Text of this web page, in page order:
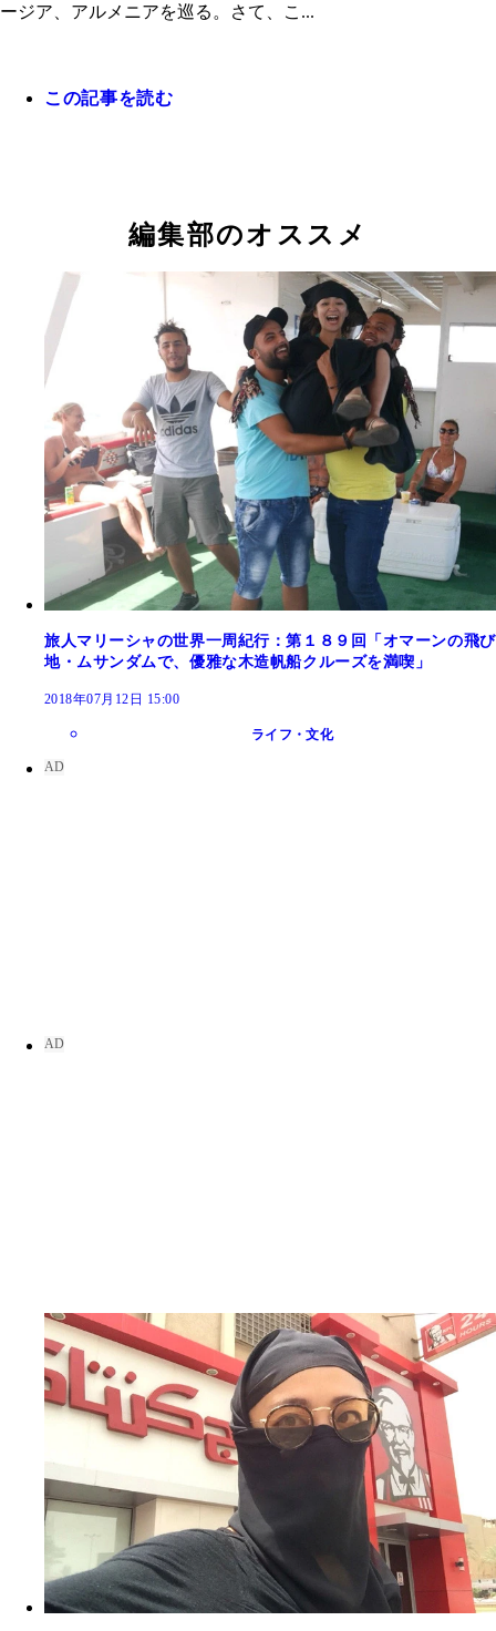
ージア、アルメニアを巡る。さて、こ...
この記事を読む
編集部のオススメ
旅人マリーシャの世界一周紀行：第１８９回「オマーンの飛び
地・ムサンダムで、優雅な木造帆船クルーズを満喫」
2018年07月12日 15:00
ライフ・文化